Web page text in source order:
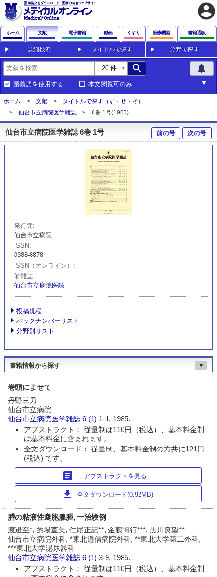
account_circle
ホーム 文献 電子書籍 動画 くすり 医療機器 書籍通販
詳細検索 タイトルで探す 分野で探す
search notifications
類義語を使用する 本文閲覧可のみ
ホーム 文献
タイトルで探す（す・せ・そ）
仙台市立病院医学雑誌
6巻 1号(1985)
仙台市立病院医学雑誌 6巻 1号 前の号 次の号
発行元
仙台市立病院
ISSN
0388-8878
ISSN（オンライン）
前雑誌
仙台市立病院医誌
投稿規程
バックナンバーリスト
分野別リスト
書籍情報から探す ▼
巻頭によせて
丹野三男
仙台市立病院
仙台市立病院医学雑誌 6 (1) 1-1, 1985.
アブストラクト： 従量制は110円（税込）、基本料金制
は基本料金に含まれます。
全文ダウンロード： 従量制、基本料金制の方共に121円
(税込) です。
article アブストラクトを見る
download 全文ダウンロード(0.92MB)
膵の粘液性嚢胞腺腫, 一治験例
渡邊至*, 的場直矢, 仁尾正記**, 金藤慱行***, 黒川良望**
仙台市立病院外科, *東北逓信病院外科, **東北大学第二外科,
***東北大学泌尿器科
仙台市立病院医学雑誌 6 (1)3-9, 1985.
アブストラクト： 従量制は110円（税込）、基本料金制